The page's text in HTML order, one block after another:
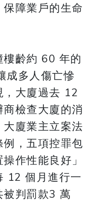
障業戶的生命
樓齡約 60 年的
成多人傷亡慘
，大廈過去 12
檢查大廈的消
廈業主立案法
，五項控罪包
作性能良好」
12 個月進行一
判罰款3 萬